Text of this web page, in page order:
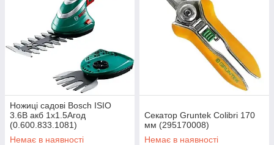
Ножиці садові Bosch ISIO
3.6В акб 1х1.5Агод
(0.600.833.1081)
Немає в наявності
Секатор Gruntek Colibri 170
мм (295170008)
Немає в наявності